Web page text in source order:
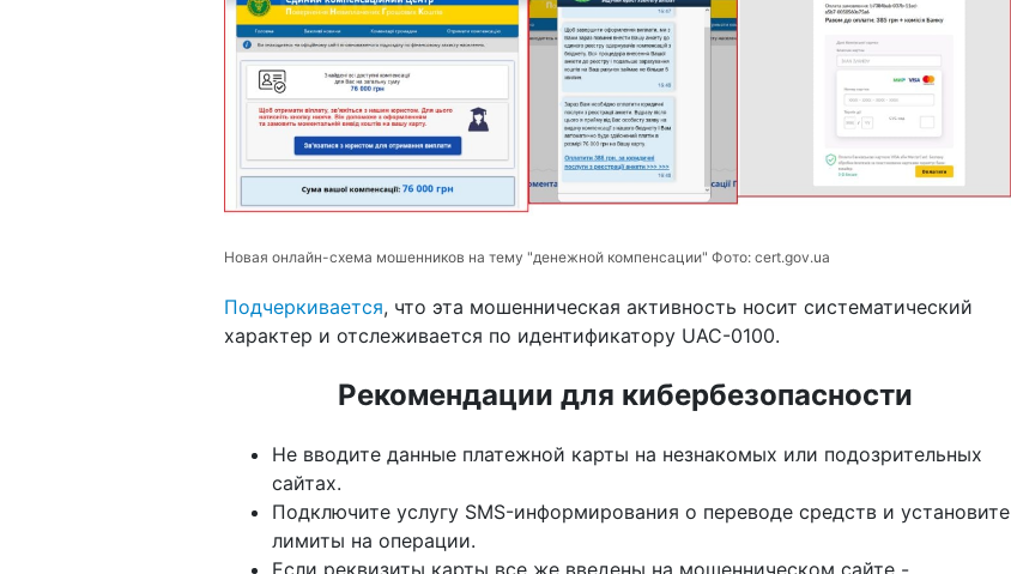
Новая онлайн-схема мошенников на тему "денежной компенсации" Фото: cert.gov.ua
Подчеркивается, что эта мошенническая активность носит систематический
характер и отслеживается по идентификатору UAC-0100.
Рекомендации для кибербезопасности
Не вводите данные платежной карты на незнакомых или подозрительных
сайтах.
Подключите услугу SMS-информирования о переводе средств и установите
лимиты на операции.